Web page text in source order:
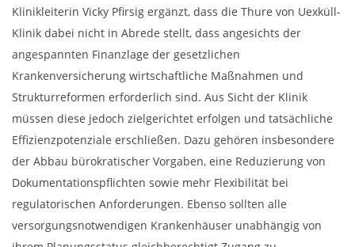
Klinikleiterin Vicky Pfirsig ergänzt, dass die Thure von Uexküll-
Klinik dabei nicht in Abrede stellt, dass angesichts der
angespannten Finanzlage der gesetzlichen
Krankenversicherung wirtschaftliche Maßnahmen und
Strukturreformen erforderlich sind. Aus Sicht der Klinik
müssen diese jedoch zielgerichtet erfolgen und tatsächliche
Effizienzpotenziale erschließen. Dazu gehören insbesondere
der Abbau bürokratischer Vorgaben, eine Reduzierung von
Dokumentationspflichten sowie mehr Flexibilität bei
regulatorischen Anforderungen. Ebenso sollten alle
versorgungsnotwendigen Krankenhäuser unabhängig von